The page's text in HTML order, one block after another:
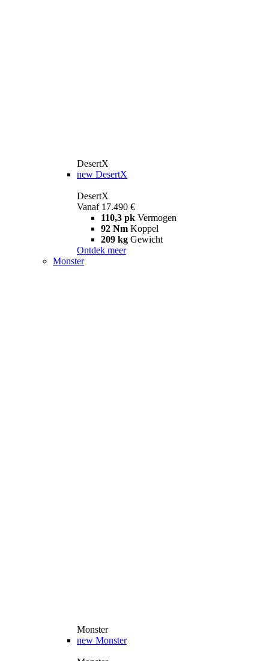
DesertX
new DesertX
DesertX
Vanaf 17.490 €
110,3 pk Vermogen
92 Nm Koppel
209 kg Gewicht
Ontdek meer
Monster
Monster
new Monster